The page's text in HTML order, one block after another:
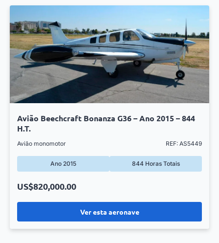
Avião Beechcraft Bonanza G36 – Ano 2015 – 844
H.T.
Avião monomotor REF: AS5449
Ano 2015 844 Horas Totais
Ver esta aeronave
US$820,000.00